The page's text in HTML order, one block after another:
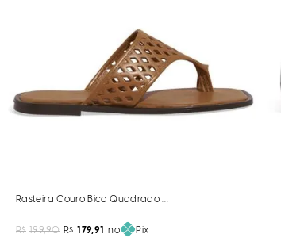
Rasteira Couro Bico Quadrado Marrom Sela
R$ 199,90 R$ 179,91 no Pix